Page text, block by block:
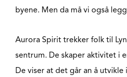
byene. Men da må vi også
Aurora Spirit trekker folk til
sentrum. De skaper aktivitet i
De viser at det går an å